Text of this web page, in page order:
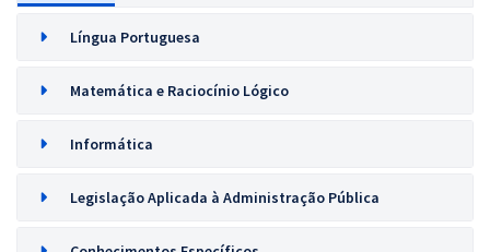
Língua Portuguesa
Matemática e Raciocínio Lógico
Informática
Legislação Aplicada à Administração Pública